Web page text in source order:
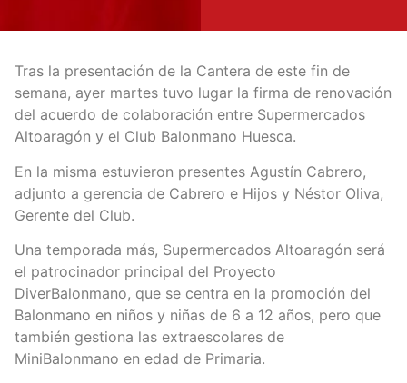
Tras la presentación de la Cantera de este fin de
semana, ayer martes tuvo lugar la firma de renovación
del acuerdo de colaboración entre Supermercados
Altoaragón y el Club Balonmano Huesca.
En la misma estuvieron presentes Agustín Cabrero,
adjunto a gerencia de Cabrero e Hijos y Néstor Oliva,
Gerente del Club.
Una temporada más, Supermercados Altoaragón será
el patrocinador principal del Proyecto
DiverBalonmano, que se centra en la promoción del
Balonmano en niños y niñas de 6 a 12 años, pero que
también gestiona las extraescolares de
MiniBalonmano en edad de Primaria.